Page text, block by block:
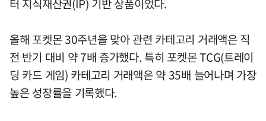
터 지식재산권(IP) 기반 상품이었다.
올해 포켓몬 30주년을 맞아 관련 카테고리 거래액은 직
전 반기 대비 약 7배 증가했다. 특히 포켓몬 TCG(트레이
딩 카드 게임) 카테고리 거래액은 약 35배 늘어나며 가장
높은 성장률을 기록했다.